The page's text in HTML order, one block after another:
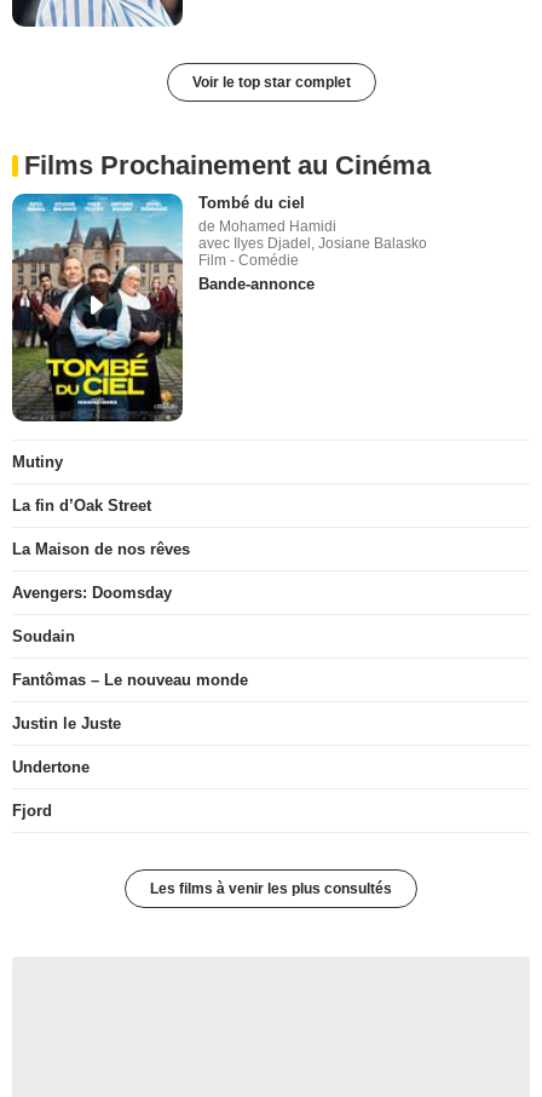
Voir le top star complet
Films Prochainement au Cinéma
Tombé du ciel
de Mohamed Hamidi
avec Ilyes Djadel, Josiane Balasko
Film - Comédie
Bande-annonce
Mutiny
La fin d’Oak Street
La Maison de nos rêves
Avengers: Doomsday
Soudain
Fantômas – Le nouveau monde
Justin le Juste
Undertone
Fjord
Les films à venir les plus consultés